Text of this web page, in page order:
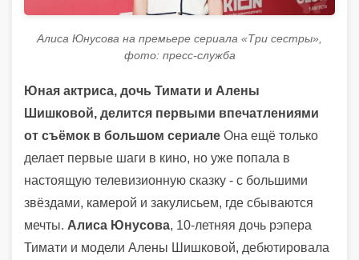
Алиса Юнусова на премьере сериала «Три сестры»,
фото: пресс-служба
Юная актриса, дочь Тимати и Алены
Шишковой, делится первыми впечатлениями
от съёмок в большом сериале Она ещё только
делает первые шаги в кино, но уже попала в
настоящую телевизионную сказку - с большими
звёздами, камерой и закулисьем, где сбываются
мечты. Алиса Юнусова, 10-летняя дочь рэпера
Тимати и модели Алены Шишковой, дебютировала